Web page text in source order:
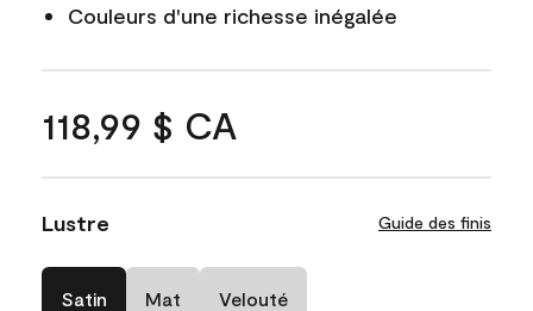
Couleurs d'une richesse inégalée
118,99 $ CA
Lustre Guide des finis
Satin Mat Velouté